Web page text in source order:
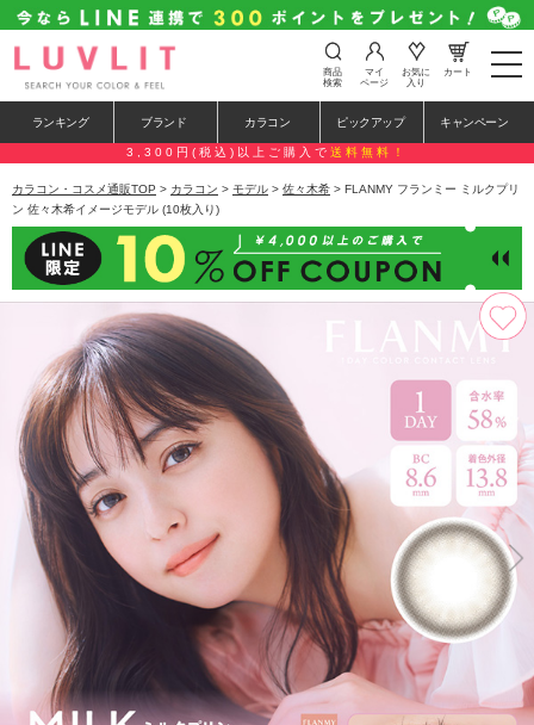
t
o
e
n
a
a
i
o
n
商品
検索
マイ
ページ
お気に
入り
カート
ランキング ブランド カラコン ピックアップ キャンペーン
3,300円(税込)以上ご購入で 送料無料！
カラコン・コスメ通販TOP > カラコン > モデル > 佐々木希 > FLANMY フランミー ミルクプリ
ン 佐々木希イメージモデル (10枚入り)